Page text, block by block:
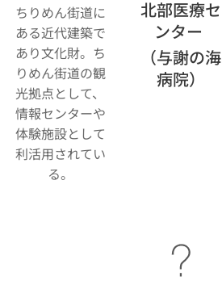
ちりめん街道に
ある近代建築で
あり文化財。ち
りめん街道の観
光拠点として、
情報センターや
体験施設として
利活用されてい
る。
北部医療セ
ンター
（与謝の海
病院）